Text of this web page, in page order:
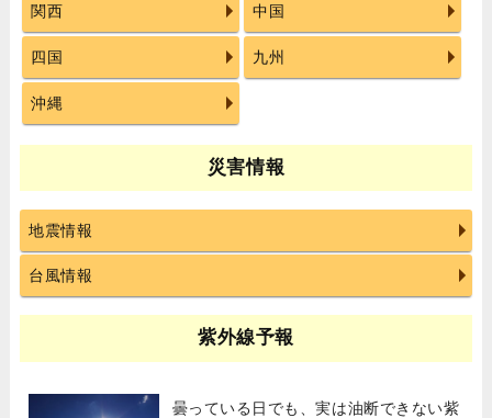
関西 中国
四国 九州
沖縄
災害情報
地震情報
台風情報
紫外線予報
曇っている日でも、実は油断できない紫